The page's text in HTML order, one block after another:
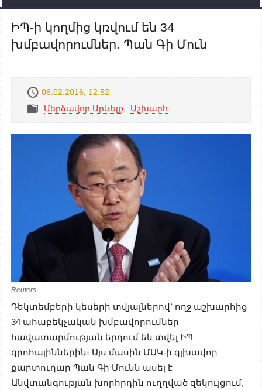
ԻՊ-ի կողմից կռվում են 34
խմբավորումներ. Պան Գի Մուն
06.02.2016, 12:52
Մերձավոր Արևելք
Աշխարհ
Reuters
Դեկտեմբերի կեսերի տվյալներով՝ ողջ աշխարհից
34 ահաբեկչական խմբավորումներ
հավատարմության երդում են տվել ԻՊ
գրոհայիններին։ Այս մասին ՄԱԿ-ի գլխավոր
քարտուղար Պան Գի Մունն ասել է
Անվտանգության խորհրդին ուղղված զեկույցում,